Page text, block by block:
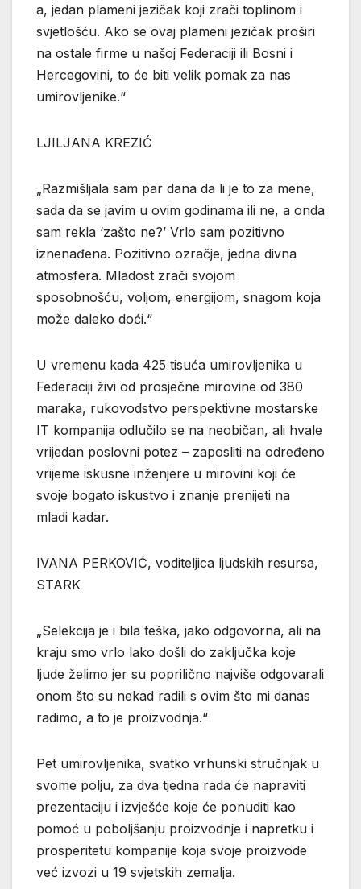
a, jedan plameni jezičak koji zrači toplinom i
svjetlošću. Ako se ovaj plameni jezičak proširi
na ostale firme u našoj Federaciji ili Bosni i
Hercegovini, to će biti velik pomak za nas
umirovljenike.“
LJILJANA KREZIĆ
„Razmišljala sam par dana da li je to za mene,
sada da se javim u ovim godinama ili ne, a onda
sam rekla ‘zašto ne?’ Vrlo sam pozitivno
iznenađena. Pozitivno ozračje, jedna divna
atmosfera. Mladost zrači svojom
sposobnošću, voljom, energijom, snagom koja
može daleko doći.“
U vremenu kada 425 tisuća umirovljenika u
Federaciji živi od prosječne mirovine od 380
maraka, rukovodstvo perspektivne mostarske
IT kompanija odlučilo se na neobičan, ali hvale
vrijedan poslovni potez – zaposliti na određeno
vrijeme iskusne inženjere u mirovini koji će
svoje bogato iskustvo i znanje prenijeti na
mladi kadar.
IVANA PERKOVIĆ, voditeljica ljudskih resursa,
STARK
„Selekcija je i bila teška, jako odgovorna, ali na
kraju smo vrlo lako došli do zaključka koje
ljude želimo jer su poprilično najviše odgovarali
onom što su nekad radili s ovim što mi danas
radimo, a to je proizvodnja.“
Pet umirovljenika, svatko vrhunski stručnjak u
svome polju, za dva tjedna rada će napraviti
prezentaciju i izvješće koje će ponuditi kao
pomoć u poboljšanju proizvodnje i napretku i
prosperitetu kompanije koja svoje proizvode
već izvozi u 19 svjetskih zemalja.